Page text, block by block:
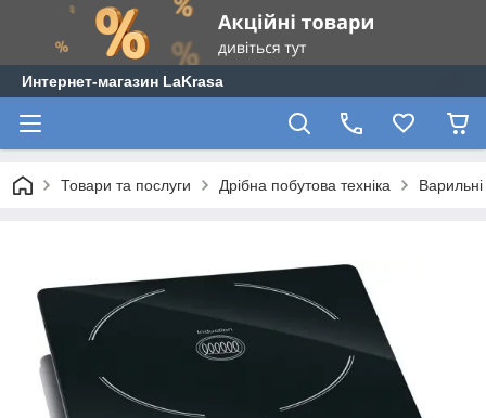
Интернет-магазин LaKrasa
Товари та послуги Дрібна побутова техніка